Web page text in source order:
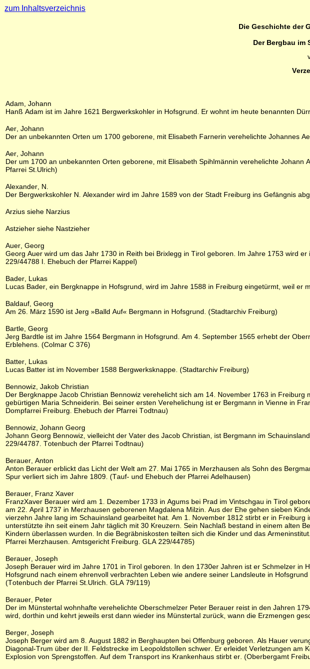
zum Inhaltsverzeichnis
Die Geschichte der
Der Bergbau im
Adam, Johann
Hanß Adam ist im Jahre 1621 Bergwerkskohler in Hofsgrund. Er wohnt im heute benannten
Aer, Johann
Der an unbekannten Orten um 1700 geborene, mit Elisabeth Farnerin verehelichte Johannes
Aer, Johann
Der um 1700 an unbekannten Orten geborene, mit Elisabeth Spihlmännin verehelichte
Pfarrei St.Ulrich)
Alexander, N.
Der Bergwerkskohler N. Alexander wird im Jahre 1589 von der Stadt Freiburg ins Gefängnis
Arzius siehe Narzius
Astzieher siehe Nastzieher
Auer, Georg
Georg Auer wird um das Jahr 1730 in Reith bei Brixlegg in Tirol geboren. Im Jahre 1753 wird
229/44788 I. Ehebuch der Pfarrei Kappel)
Bader, Lukas
Lucas Bader, ein Bergknappe in Hofsgrund, wird im Jahre 1588 in Freiburg eingetürmt, weil er
Baldauf, Georg
Am 26. März 1590 ist Jerg »Balld Auf« Bergmann in Hofsgrund. (Stadtarchiv Freiburg)
Bartle, Georg
Jerg Bardtle ist im Jahre 1564 Bergmann in Hofsgrund. Am 4. September 1565 erhebt der
Erblehens. (Colmar C 376)
Batter, Lukas
Lucas Batter ist im November 1588 Bergwerksknappe. (Stadtarchiv Freiburg)
Bennowiz, Jakob Christian
Der Bergknappe Jacob Christian Bennowiz verehelicht sich am 14. November 1763 in
gebürtigen Maria Schneiderin. Bei seiner ersten Verehelichung ist er Bergmann in Vienne in
Dompfarrei Freiburg. Ehebuch der Pfarrei Todtnau)
Bennowiz, Johann Georg
Johann Georg Bennowiz, vielleicht der Vater des Jacob Christian, ist Bergmann im
229/44787. Totenbuch der Pfarrei Todtnau)
Berauer, Anton
Anton Berauer erblickt das Licht der Welt am 27. Mai 1765 in Merzhausen als Sohn des
Spur verliert sich im Jahre 1809. (Tauf- und Ehebuch der Pfarrei Adelhausen)
Berauer, Franz Xaver
FranzXaver Berauer wird am 1. Dezember 1733 in Agums bei Prad im Vintschgau in Tirol
am 22. April 1737 in Merzhausen geborenen Magdalena Milzin. Aus der Ehe gehen sieben
vierzehn Jahre lang im Schauinsland gearbeitet hat. Am 1. November 1812 stirbt er in
unterstützte ihn seit einem Jahr täglich mit 30 Kreuzern. Sein Nachlaß bestand in einem alten
Kindern überlassen wurden. In die Begräbniskosten teilten sich die Kinder und das
Pfarrei Merzhausen. Amtsgericht Freiburg. GLA 229/44785)
Berauer, Joseph
Joseph Berauer wird im Jahre 1701 in Tirol geboren. In den 1730er Jahren ist er Schmelzer
Hofsgrund nach einem ehrenvoll verbrachten Leben wie andere seiner Landsleute in
(Totenbuch der Pfarrei St.Ulrich. GLA 79/119)
Berauer, Peter
Der im Münstertal wohnhafte verehelichte Oberschmelzer Peter Berauer reist in den Jahren
wird, dorthin und kehrt jeweils erst dann wieder ins Münstertal zurück, wann die Erzmengen
Berger, Joseph
Joseph Berger wird am 8. August 1882 in Berghaupten bei Offenburg geboren. Als Hauer
Diagonal-Trum über der II. Feldstrecke im Leopoldstollen schwer. Er erleidet Verletzungen
Explosion von Sprengstoffen. Auf dem Transport ins Krankenhaus stirbt er. (Oberbergamt